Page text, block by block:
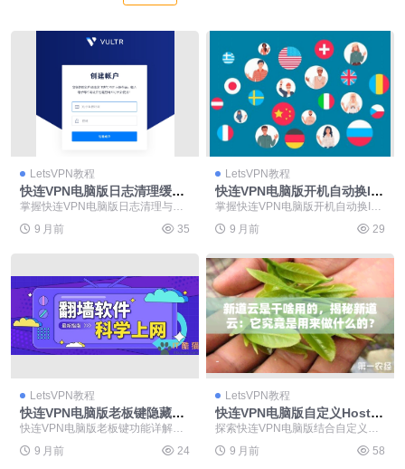
LetsVPN教程
快连VPN电脑版日志清理缓存
瘦身
掌握快连VPN电脑版日志清理与缓
空间并提升网络性能...
9 月前 35
LetsVPN教程
快连VPN电脑版开机自动换IP
脚本
掌握快连VPN电脑版开机自动换IP
中IP封禁和效率...
9 月前 29
LetsVPN教程
快连VPN电脑版老板键隐藏托
盘图标
快连VPN电脑版老板键功能详解：
案。通过自定义快捷键...
9 月前 24
LetsVPN教程
快连VPN电脑版自定义Hosts
去广告
探索快连VPN电脑版结合自定义Ho
南。通过将广告...
9 月前 58